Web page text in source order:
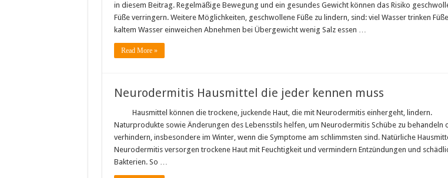
in diesem Beitrag. Regelmäßige Bewegung und ein gesundes Gewicht können das Risiko
Füße verringern. Weitere Möglichkeiten, geschwollene Füße zu lindern, sind: viel Wasser trinken
kaltem Wasser einweichen Abnehmen bei Übergewicht wenig Salz essen …
Read More »
Neurodermitis Hausmittel die jeder kennen muss
Hausmittel können die trockene, juckende Haut, die mit Neurodermitis einhergeht, lindern.
Naturprodukte sowie Änderungen des Lebensstils helfen, um Neurodermitis Schübe zu behandeln
verhindern, insbesondere im Winter, wenn die Symptome am schlimmsten sind. Natürliche
Neurodermitis versorgen trockene Haut mit Feuchtigkeit und vermindern Entzündungen und
Bakterien. So …